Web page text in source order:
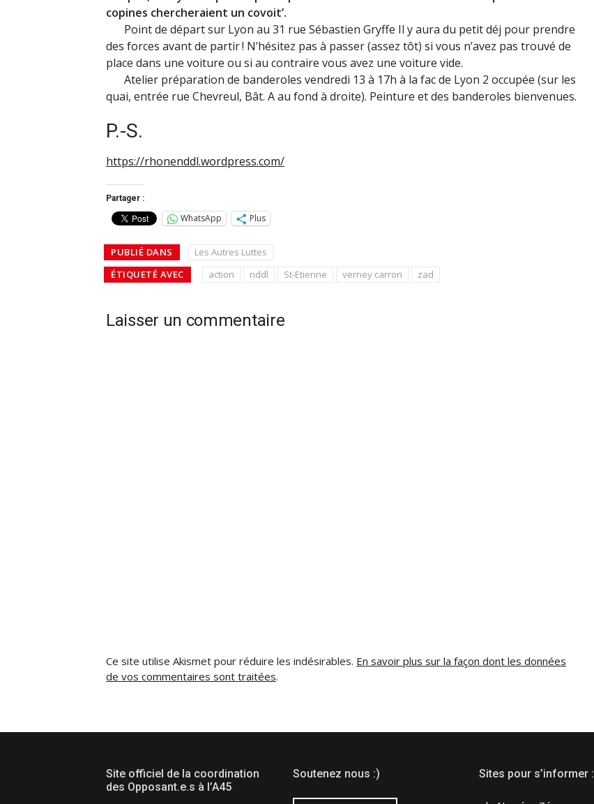
copines chercheraient un covoit’.
Point de départ sur Lyon au 31 rue Sébastien Gryffe Il y aura du petit déj pour prendre
des forces avant de partir! N’hésitez pas à passer (assez tôt) si vous n’avez pas trouvé de
place dans une voiture ou si au contraire vous avez une voiture vide.
Atelier préparation de banderoles vendredi 13 à 17h à la fac de Lyon 2 occupée (sur les
quai, entrée rue Chevreul, Bât. A au fond à droite). Peinture et des banderoles bienvenues.
P.-S.
https://rhonenddl.wordpress.com/
Partager :
WhatsApp Plus
PUBLIÉ DANS
Les Autres Luttes
ÉTIQUETÉ AVEC
action nddl St-Etienne verney carron zad
Laisser un commentaire
Ce site utilise Akismet pour réduire les indésirables. En savoir plus sur la façon dont les données
de vos commentaires sont traitées.
Site officiel de la coordination
des Opposant.e.s à l’A45
Soutenez nous :) Sites pour s’informer :